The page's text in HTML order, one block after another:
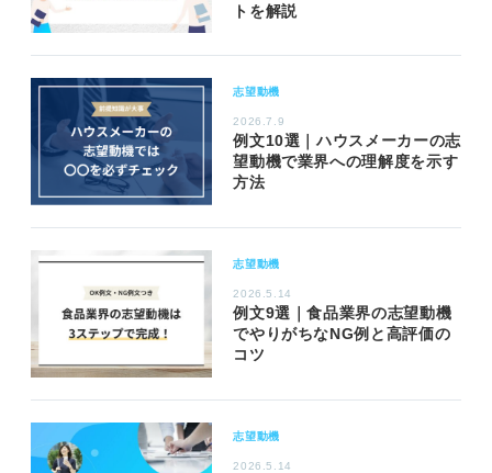
トを解説
志望動機
2026.7.9
例文10選｜ハウスメーカーの志
望動機で業界への理解度を示す
方法
志望動機
2026.5.14
例文9選｜食品業界の志望動機
でやりがちなNG例と高評価の
コツ
志望動機
2026.5.14